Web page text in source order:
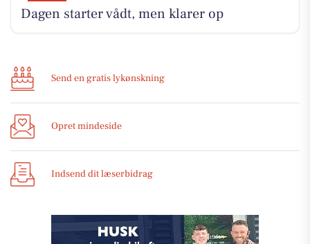
Dagen starter vådt, men klarer op
Send en gratis lykønskning
Opret mindeside
Indsend dit læserbidrag